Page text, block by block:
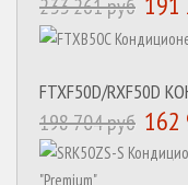
233 261 руб
FTXF50D/RXF50D
198 704 руб 162